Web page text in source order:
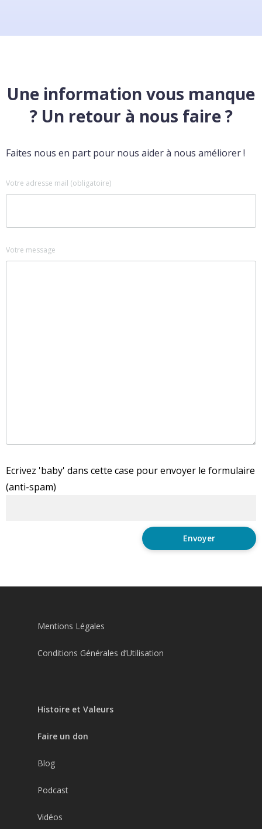
Une information vous manque
? Un retour à nous faire ?
Faites nous en part pour nous aider à nous améliorer !
Votre adresse mail (obligatoire)
Votre message
Ecrivez 'baby' dans cette case pour envoyer le formulaire
(anti-spam)
Mentions Légales
Conditions Générales d’Utilisation
Histoire et Valeurs
Faire un don
Blog
Podcast
Vidéos